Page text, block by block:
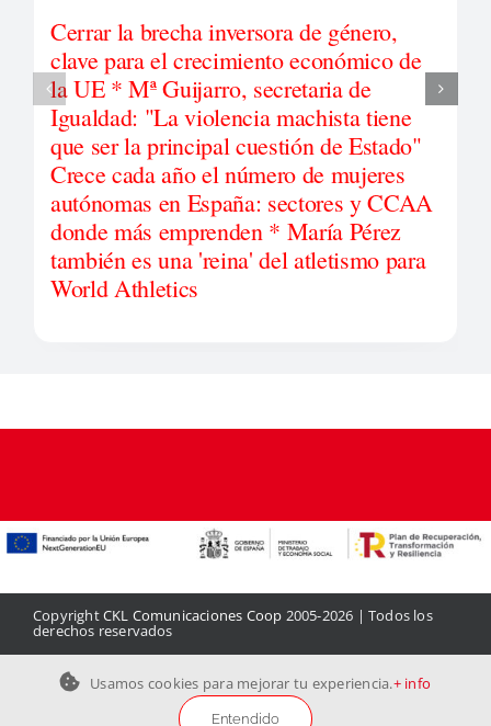
Cerrar la brecha inversora de género,
clave para el crecimiento económico de
la UE * Mª Guijarro, secretaria de
Igualdad: "La violencia machista tiene
que ser la principal cuestión de Estado"
Crece cada año el número de mujeres
autónomas en España: sectores y CCAA
donde más emprenden * María Pérez
también es una 'reina' del atletismo para
World Athletics
CopyrightCKL Comunicaciones Coop 2005-2026 | Todos los
derechos reservados
Aviso legal|Política de privacidad|Política de cookies|
ContactoUsamos cookies para mejorar tu experiencia.+ info
Entendido